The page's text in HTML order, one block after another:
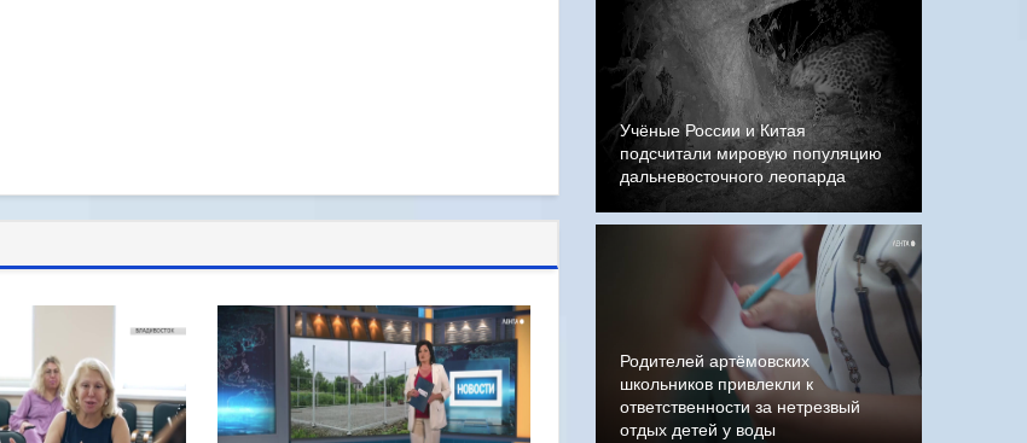
Учёные России и Китая
подсчитали мировую популяцию
дальневосточного леопарда
Родителей артёмовских
школьников привлекли к
ответственности за нетрезвый
отдых детей у воды